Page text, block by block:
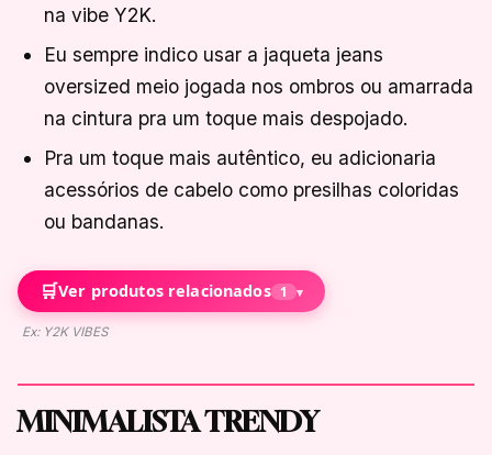
na vibe Y2K.
Eu sempre indico usar a jaqueta jeans
oversized meio jogada nos ombros ou amarrada
na cintura pra um toque mais despojado.
Pra um toque mais autêntico, eu adicionaria
acessórios de cabelo como presilhas coloridas
ou bandanas.
🛒Ver produtos relacionados 1 ▾
Ex: Y2K VIBES
MINIMALISTA TRENDY